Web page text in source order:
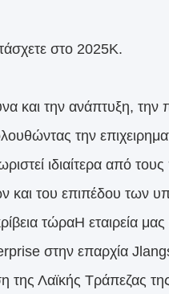
στο 2025K.
και την ανάπτυξη, την
την
ιδιαίτερα από
του επιπέδου των
τώραΗ εταιρεία
στην επαρχία
Λαϊκής Τράπεζας